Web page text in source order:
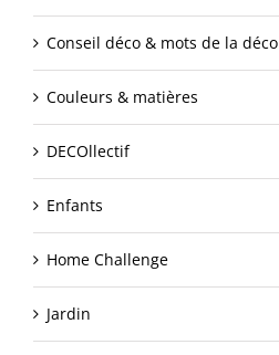
Conseil déco & mots de la déco
Couleurs & matières
DECOllectif
Enfants
Home Challenge
Jardin